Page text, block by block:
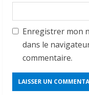
Enregistrer mon
dans le
commentaire.